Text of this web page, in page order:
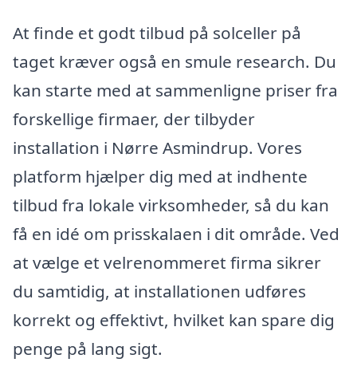
At finde et godt tilbud på solceller på
taget kræver også en smule research. Du
kan starte med at sammenligne priser fra
forskellige firmaer, der tilbyder
installation i Nørre Asmindrup. Vores
platform hjælper dig med at indhente
tilbud fra lokale virksomheder, så du kan
få en idé om prisskalaen i dit område. Ved
at vælge et velrenommeret firma sikrer
du samtidig, at installationen udføres
korrekt og effektivt, hvilket kan spare dig
penge på lang sigt.